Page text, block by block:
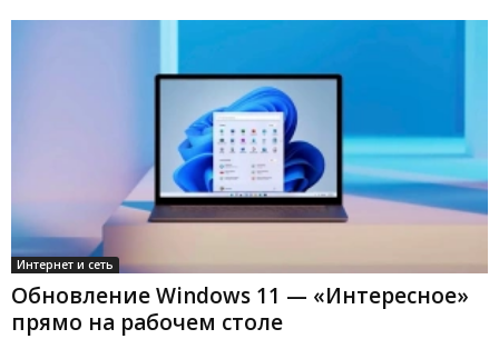
Интернет и сеть
Обновление Windows 11 — «Интересное»
прямо на рабочем столе